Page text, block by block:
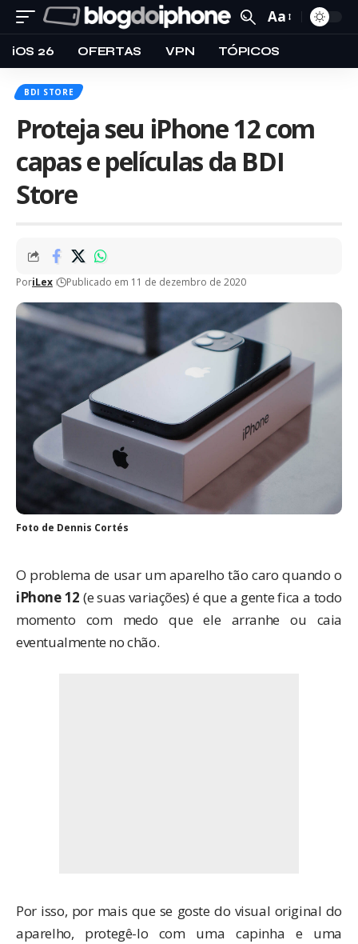
Aa
iOS 26 OFERTAS VPN TÓPICOS
BDI STORE
Proteja seu iPhone 12 com
capas e películas da BDI
Store
PoriLex Publicado em 11 de dezembro de 2020
Foto de Dennis Cortés
O problema de usar um aparelho tão caro quando o
iPhone 12 (e suas variações) é que a gente fica a todo
momento com medo que ele arranhe ou caia
eventualmente no chão.
Por isso, por mais que se goste do visual original do
aparelho, protegê-lo com uma capinha e uma